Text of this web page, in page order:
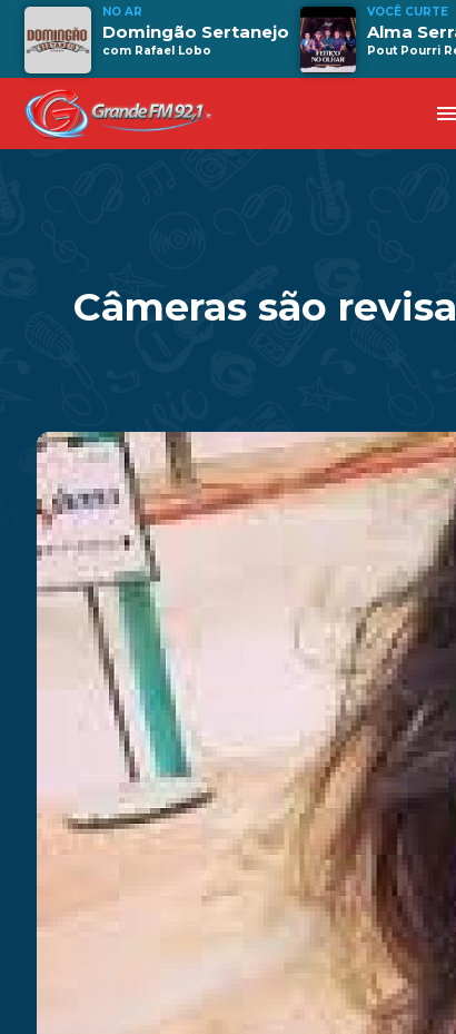
NO AR
Domingão Sertanejo
com Rafael Lobo
VOCÊ CURTE
Alma
Pout Pourri
menu
Câmeras são